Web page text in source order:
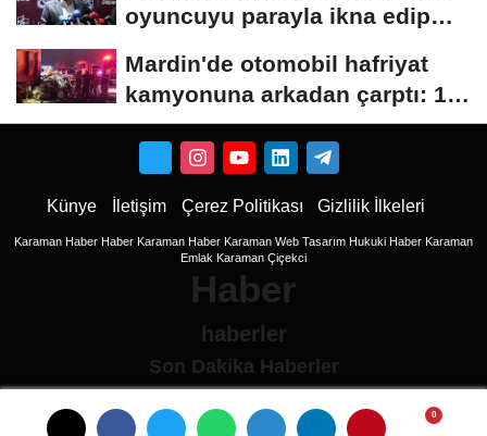
oyuncuyu parayla ikna edip
Mardin'de otomobil hafriyat
kamyonuna arkadan çarptı: 1
ölü, 2...
Künye İletişim Çerez Politikası Gizlilik İlkeleri
Karaman Haber Haber Karaman Haber Karaman Web Tasarım Hukuki Haber Karaman
Emlak Karaman Çiçekci
Haber
haberler
Son Dakika Haberler
son dakika Haberleri